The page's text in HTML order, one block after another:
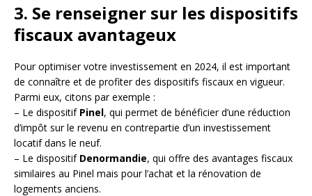
3. Se renseigner sur les dispositifs
fiscaux avantageux
Pour optimiser votre investissement en 2024, il est important
de connaître et de profiter des dispositifs fiscaux en vigueur.
Parmi eux, citons par exemple :
– Le dispositif Pinel, qui permet de bénéficier d’une réduction
d’impôt sur le revenu en contrepartie d’un investissement
locatif dans le neuf.
– Le dispositif Denormandie, qui offre des avantages fiscaux
similaires au Pinel mais pour l’achat et la rénovation de
logements anciens.